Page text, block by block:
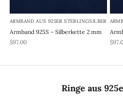
ARMBAND AUS 925ER STERLINGSILBER
Armband 925S – Silberkette 2 mm
REA-pris
$97.00
REA-
Ringe aus